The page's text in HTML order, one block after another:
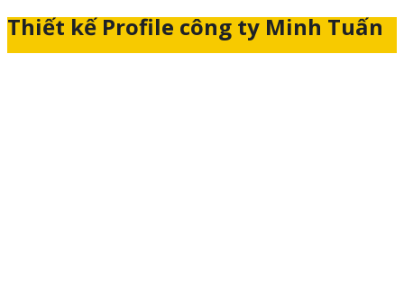
Thiết kế Profile công ty Minh Tuấn